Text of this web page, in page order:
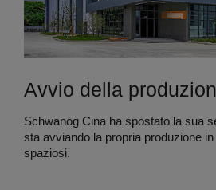
Avvio della
Schwanog Cina ha spostato la sua
sta avviando la propria produzione
spaziosi.